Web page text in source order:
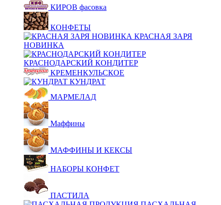
КИРОВ фасовка
КОНФЕТЫ
КРАСНАЯ ЗАРЯ
НОВИНКА
КРАСНОДАРСКИЙ КОНДИТЕР
КРЕМЕНКУЛЬСКОЕ
КУНДРАТ
МАРМЕЛАД
Маффины
МАФФИНЫ И КЕКСЫ
НАБОРЫ КОНФЕТ
ПАСТИЛА